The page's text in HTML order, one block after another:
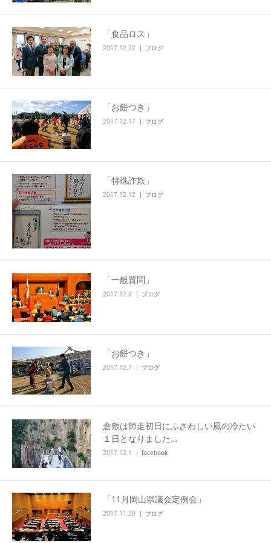
「食品ロス」
2017.12.22 ブログ
「お餅つき」
2017.12.17 ブログ
「特殊詐欺」
2017.12.12 ブログ
「一般質問」
2017.12.8 ブログ
「お餅つき」
2017.12.7 ブログ
倉敷は師走初日にふさわしい風の冷たい
１日となりました…
2017.12.1 facebook
「11月岡山県議会定例会」
2017.11.30 ブログ